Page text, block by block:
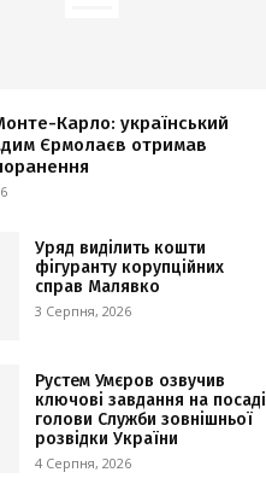
Карло: український
Єрмолаєв отримав
Уряд виділить кошти
фігуранту корупційних
справ Малявко
3 Серпня, 2026
Рустем Умєров озвучив
ключові завдання на посаді
голови Служби зовнішньої
розвідки України
4 Серпня, 2026